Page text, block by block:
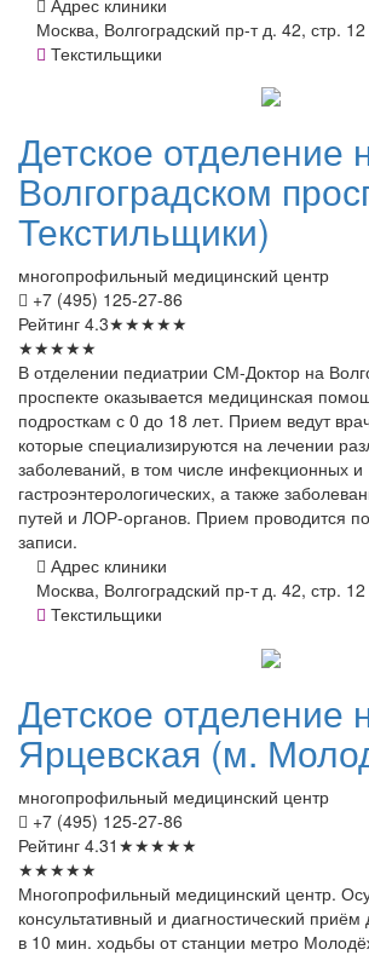
Адрес клиники
Москва, Волгоградский пр-т д. 42, стр. 12
Текстильщики
Детское отделение
Волгоградском
Текстильщики)
многопрофильный медицинский центр
+7 (495) 125-27-86
Рейтинг 4.3★★★★★
★★★★★
В отделении педиатрии СМ-Доктор на
проспекте оказывается медицинская
подросткам с 0 до 18 лет. Прием ведут
которые специализируются на лечении
заболеваний, в том числе инфекционных и
гастроэнтерологических, а также
путей и ЛОР-органов. Прием проводится
записи.
Адрес клиники
Москва, Волгоградский пр-т д. 42, стр. 12
Текстильщики
Детское отделение
Ярцевская (м.
многопрофильный медицинский центр
+7 (495) 125-27-86
Рейтинг 4.31 ★★★★★
★★★★★
Многопрофильный медицинский центр.
консультативный и диагностический
в 10 мин. ходьбы от станции метро